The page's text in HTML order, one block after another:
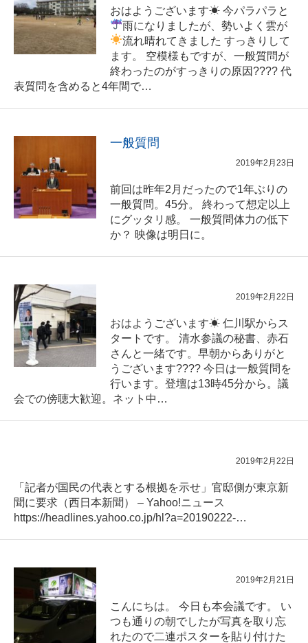
おはようございます☀ 今パラパラと
雨になりましたが、勢いよく雲が
流れ晴れてきました すっきりして
ます。 空模様もですが、一般質問が
終わったのがすっきりの原因???? 代
表質問を含めると4年間で…
一般質問
2019年2月23日
前回は昨年2月だったので1年ぶりの
一般質問。45分。 終わって想定以上
にグッタリ感。 一般質問体力の低下
か？ 映像は明日に。
2019年2月22日
おはようございます☀ 仁川駅からス
タートです。 清水参議の秘書、赤石
さんと一緒です。早朝からありがと
うございます???? 今日は一般質問を
行います。登壇は13時45分から。議
会での傍聴大歓迎。ネット中…
2019年2月22日
「記者が国民の代表とする根拠を示せ」官邸側が東京新
聞に要求（西日本新聞） – Yahoo!ニュース
https://headlines.yahoo.co.jp/hl?a=20190222-…
2019年2月21日
こんにちは。 今日も本会議です。 い
つも通りの朝でしたが写真を取り忘
れたので二連ポスターを貼り付けた